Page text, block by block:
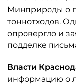
Минприроды о
тоннотходов.
опровергло и
подделке
Власти
информацию о